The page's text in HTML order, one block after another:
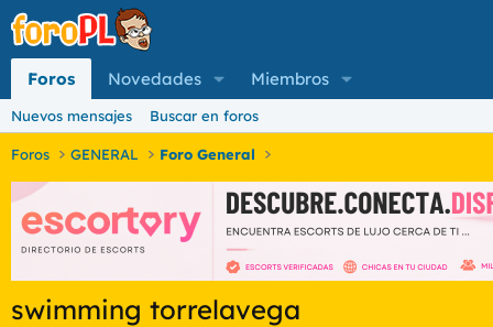
Foros Novedades Miembros
Nuevos mensajes Buscar en foros
Foros GENERAL Foro General
swimming torrelavega